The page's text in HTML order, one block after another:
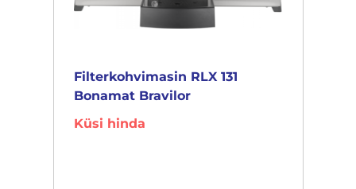
Filterkohvimasin RLX 131
Bonamat Bravilor
Küsi hinda